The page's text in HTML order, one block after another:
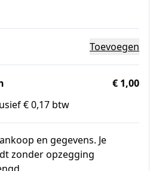
Toevoegen
€ 1,00
€ 0,17 btw
en gegevens. Je
zonder opzegging